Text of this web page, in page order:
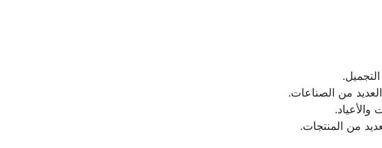
العديد من الصناعات.
من المنتجات.